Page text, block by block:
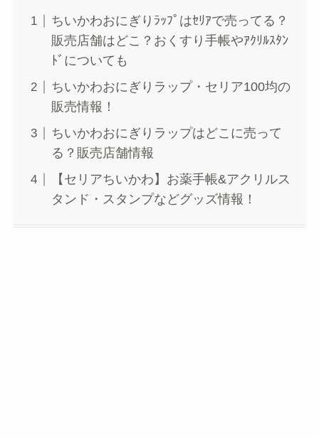
ちいかわおにぎりﾗｯﾌﾟはｾﾘｱで売ってる？
販売店舗はどこ？おくすり手帳やｱｸﾘﾙｽﾀﾝ
ﾄﾞについても
ちいかわおにぎりラップ・セリア100均の
販売情報！
ちいかわおにぎりラップはどこに売って
る？販売店舗情報
【セリアちいかわ】お薬手帳&アクリルス
タンド・スタンプなどグッズ情報！